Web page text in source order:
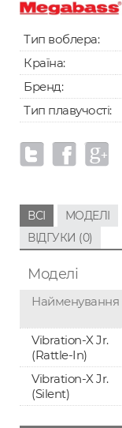
Тип воблера:
Країна:
Бренд:
Тип плавучості:
ВСІ МОДЕЛІ
ВІДГУКИ (0)
Моделі
Найменування
Vibration-X Jr.
(Rattle-In)
Vibration-X Jr.
(Silent)